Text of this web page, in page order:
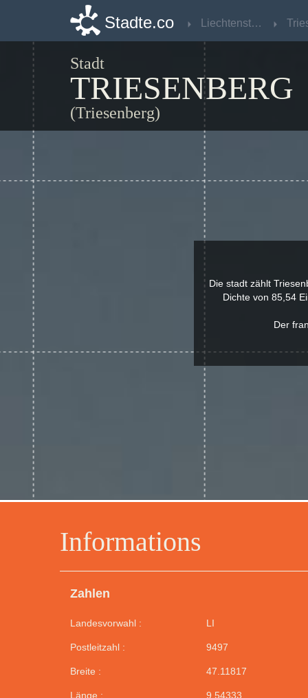
Stadte.co Liechtenstein
Stadt
TRIESENBERG
(Triesenberg)
Informations
Zahlen
Landesvorwahl : LI
Postleitzahl : 9497
Breite : 47.11817
Länge : 9.54333
Die stadt zählt
Dichte von 85,54
Der
Stadte.co Liechtenstein